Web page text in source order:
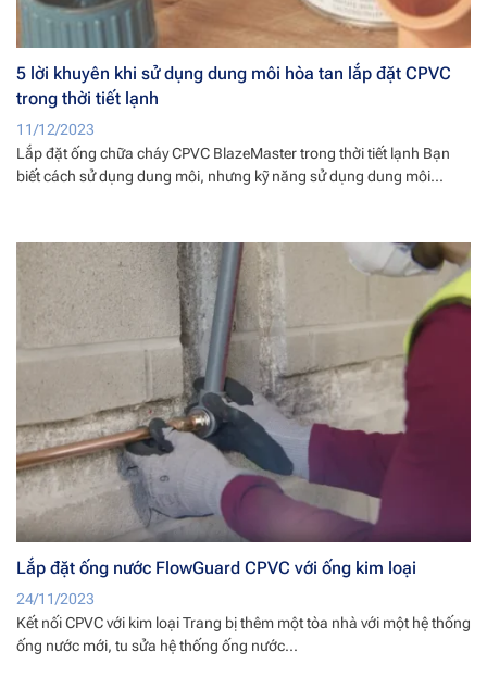
5 lời khuyên khi sử dụng dung môi hòa tan lắp đặt CPVC
trong thời tiết lạnh
11/12/2023
Lắp đặt ống chữa cháy CPVC BlazeMaster trong thời tiết lạnh Bạn
biết cách sử dụng dung môi, nhưng kỹ năng sử dụng dung môi...
Lắp đặt ống nước FlowGuard CPVC với ống kim loại
24/11/2023
Kết nối CPVC với kim loại Trang bị thêm một tòa nhà với một hệ thống
ống nước mới, tu sửa hệ thống ống nước...